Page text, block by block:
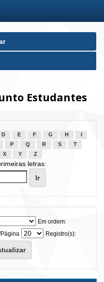
Estudantes
D E F G H
P Q R S
T
X Y Z
letras:
Em ordem:
Registro(s):